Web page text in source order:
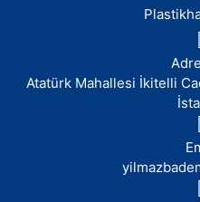
Atatürk Mahallesi İkitelli